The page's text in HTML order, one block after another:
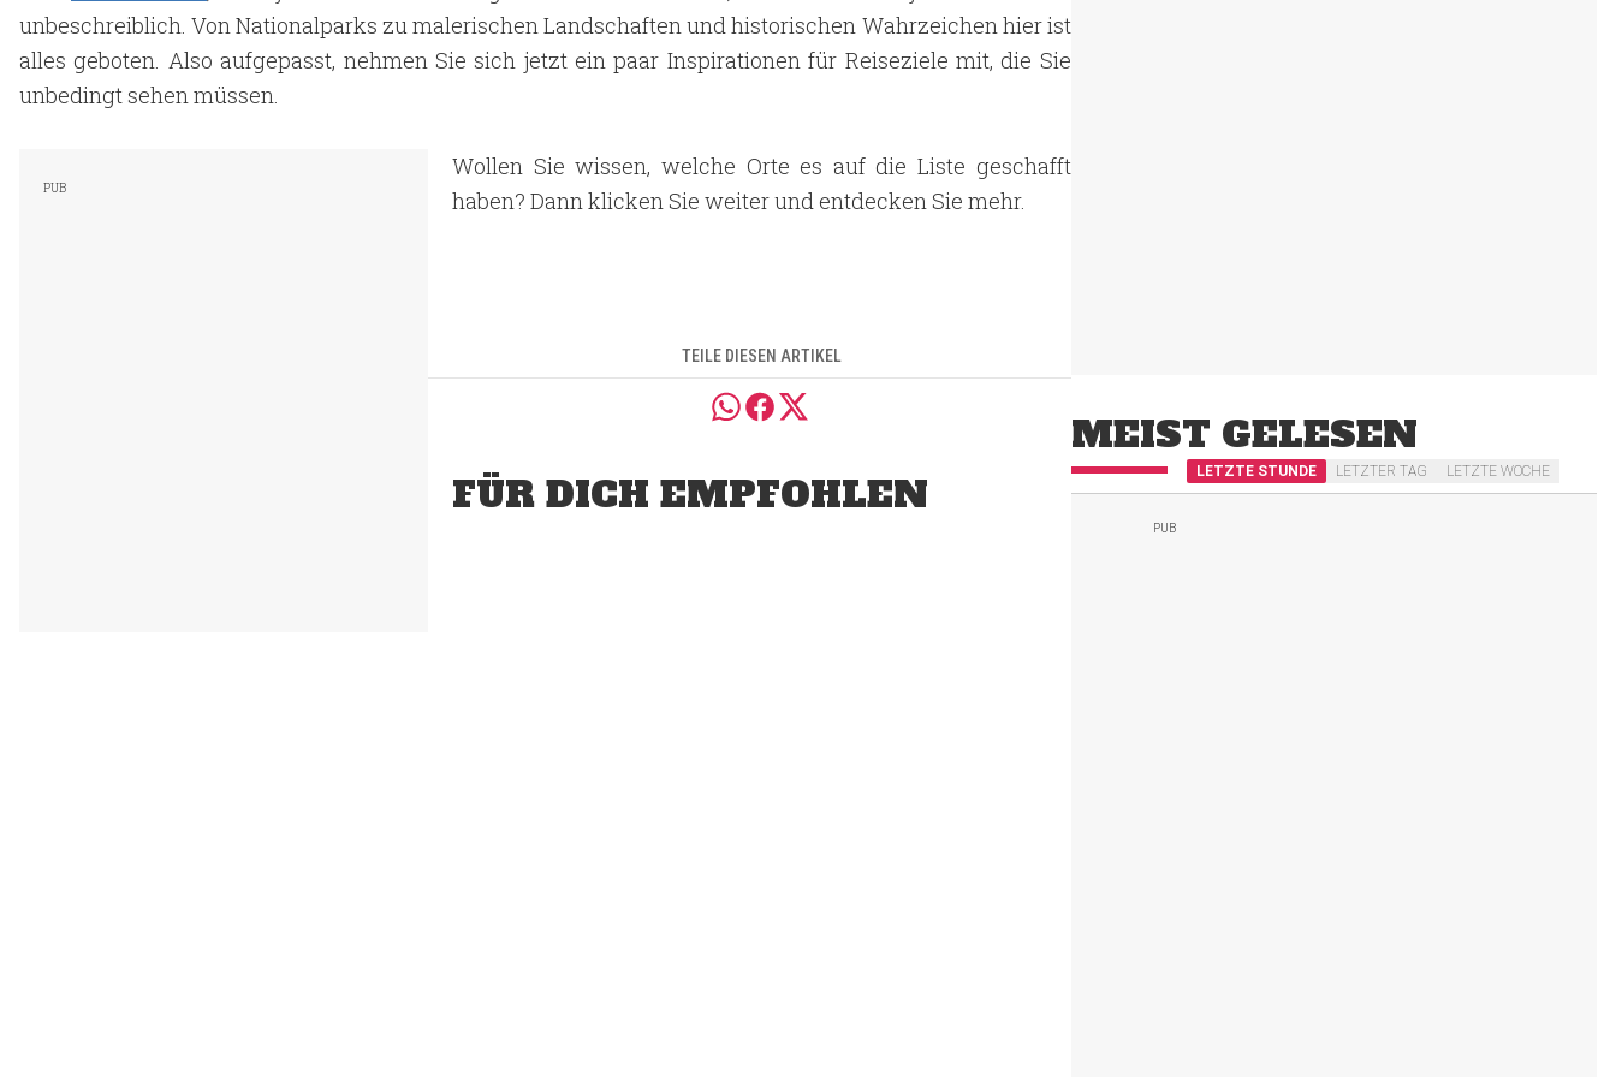
unbeschreiblich. Von Nationalparks zu malerischen Landschaften und historischen Wahrzeichen hier ist
alles geboten. Also aufgepasst, nehmen Sie sich jetzt ein paar Inspirationen für Reiseziele mit, die Sie
unbedingt sehen müssen.
Wollen Sie wissen, welche Orte es auf die Liste geschafft
haben? Dann klicken Sie weiter und entdecken Sie mehr.
TEILE DIESEN ARTIKEL
FÜR DICH EMPFOHLEN
MEIST GELESEN
LETZTE STUNDE LETZTER TAG LETZTE WOCHE